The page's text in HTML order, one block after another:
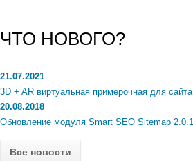
ЧТО НОВОГО?
21.07.2021
3D + AR виртуальная примерочная для сайта
20.08.2018
Обновление модуля Smart SEO Sitemap 2.0.1
Все новости